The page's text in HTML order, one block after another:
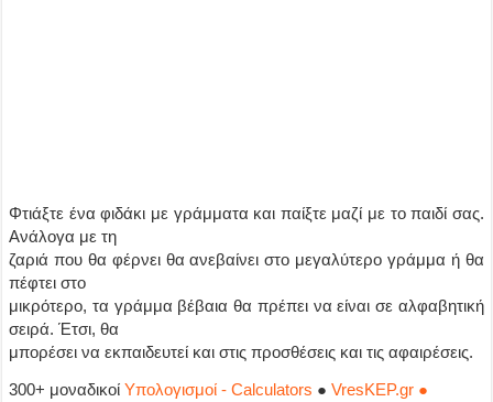
Φτιάξτε ένα φιδάκι με γράμματα και παίξτε μαζί με το παιδί σας.
Ανάλογα με τη
ζαριά που θα φέρνει θα ανεβαίνει στο μεγαλύτερο γράμμα ή θα
πέφτει στο
μικρότερο, τα γράμμα βέβαια θα πρέπει να είναι σε αλφαβητική
σειρά. Έτσι, θα
μπορέσει να εκπαιδευτεί και στις προσθέσεις και τις αφαιρέσεις.
300+ μοναδικοίΥπολογισμοί - Calculators ●VresKEP.gr ●